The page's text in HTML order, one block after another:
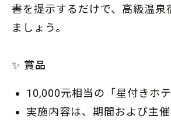
書を提示するだけで、高級温
ましょう。
✨ 賞品
10,000元相当の「星付きホ
実施内容は、期間および主